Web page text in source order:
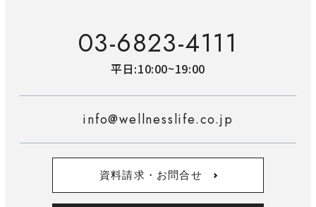
03-6823-4111
平日:10:00~19:00
info@wellnesslife.co.jp
資料請求・お問合せ